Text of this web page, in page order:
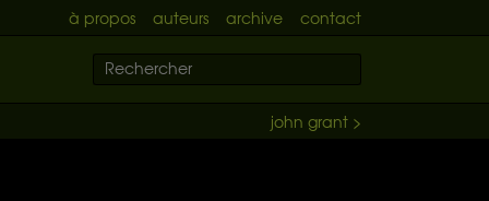
à propos auteurs archive contact
john grant >